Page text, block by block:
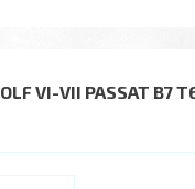
VI-VII PASSAT B7